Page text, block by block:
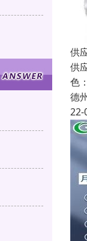
供
供
色
德
22-